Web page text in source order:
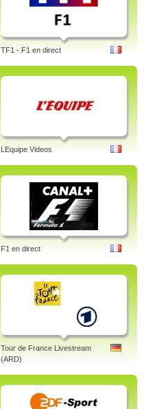
TF1 - F1 en direct
LEquipe Videos
F1 en direct
Tour de France Livestream
(ARD)